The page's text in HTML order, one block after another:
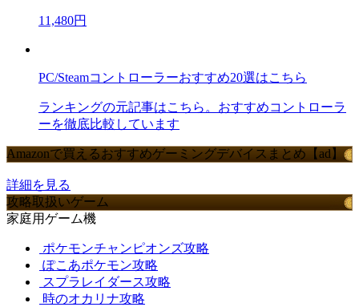
11,480円
PC/Steamコントローラーおすすめ20選はこちら
ランキングの元記事はこちら。おすすめコントローラ
ーを徹底比較しています
Amazonで買えるおすすめゲーミングデバイスまとめ【ad】
詳細を見る
攻略取扱いゲーム
家庭用ゲーム機
ポケモンチャンピオンズ攻略
ぽこあポケモン攻略
スプラレイダース攻略
時のオカリナ攻略